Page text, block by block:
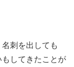
刺を出しても
もしてきたことが